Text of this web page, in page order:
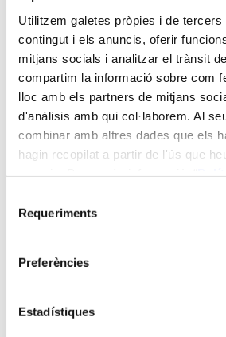
Utilitzem galetes pròpies i de
contingut i els anuncis, oferir
mitjans socials i analitzar el trànsit
compartim la informació sobre com
lloc amb els partners de mitjans
d'anàlisis amb qui col·laborem. Al
combinar amb altres dades que els
hagin recopilat a partir de l'ús que
Requeriments
Preferències
Estadístiques
Mòdul:
M08 - ATENCIÓ E INTERVENCIÓ
L'ESCENARI, DE LA SITUACIÓ DE CRISI
ECTS:
.3
Durada: